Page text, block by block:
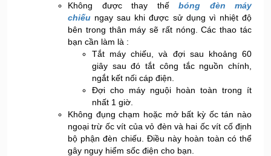
Không được thay thế bóng đèn máy
chiếu ngay sau khi được sử dụng vì nhiệt độ
bên trong thân máy sẽ rất nóng. Các thao tác
bạn cần làm là :
Tắt máy chiếu, và đợi sau khoảng 60
giây sau đó tắt công tắc nguồn chính,
ngắt kết nối cáp điện.
Đợi cho máy nguội hoàn toàn trong ít
nhất 1 giờ.
Không đụng chạm hoặc mở bất kỳ ốc tán nào
ngoại trừ ốc vít của vỏ đèn và hai ốc vít cố định
bộ phận đèn chiếu. Điều này hoàn toàn có thể
gây nguy hiểm sốc điện cho bạn.